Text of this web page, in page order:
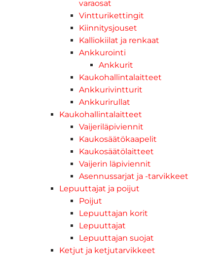
varaosat
Vintturikettingit
Kiinnitysjouset
Kalliokiilat ja renkaat
Ankkurointi
Ankkurit
Kaukohallintalaitteet
Ankkurivintturit
Ankkurirullat
Kaukohallintalaitteet
Vaijeriläpiviennit
Kaukosäätökaapelit
Kaukosäätölaitteet
Vaijerin läpiviennit
Asennussarjat ja -tarvikkeet
Lepuuttajat ja poijut
Poijut
Lepuuttajan korit
Lepuuttajat
Lepuuttajan suojat
Ketjut ja ketjutarvikkeet